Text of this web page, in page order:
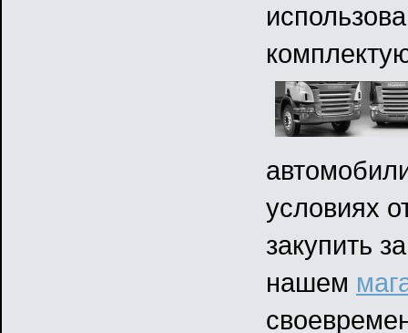
условиях
закупить
нашем